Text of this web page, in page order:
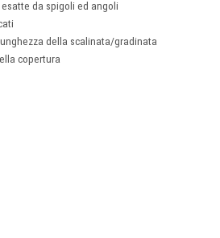
da spigoli ed angoli
della scalinata/gradinata
copertura